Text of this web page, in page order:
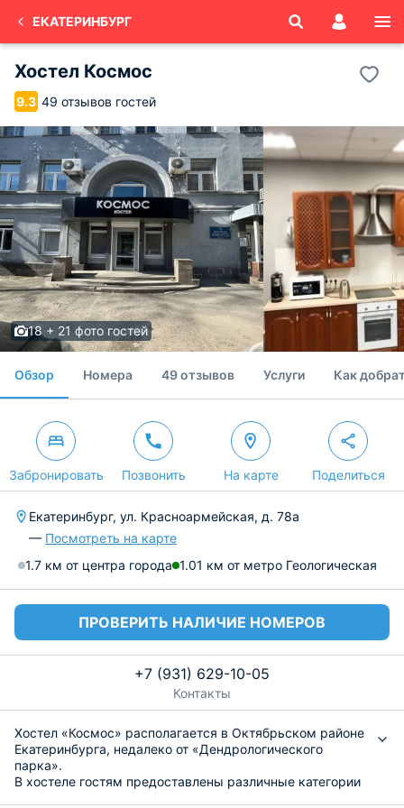
ЕКАТЕРИНБУРГ
Хостел Космос
9.3 49 отзывов гостей
18 + 21 фото гостей
Обзор Номера 49 отзывов Услуги Как
Забронировать Позвонить На карте Поделиться
Екатеринбург, ул. Красноармейская, д. 78а
— Посмотреть на карте
1.7 км от центра города 1.01 км от метро Геологическая
ПРОВЕРИТЬ НАЛИЧИЕ НОМЕРОВ
+7 (931) 629-10-05
Контакты
Хостел «Космос» располагается в Октябрьском районе
Екатеринбурга, недалеко от «Дендрологического
парка».
В хостеле гостям предоставлены различные категории